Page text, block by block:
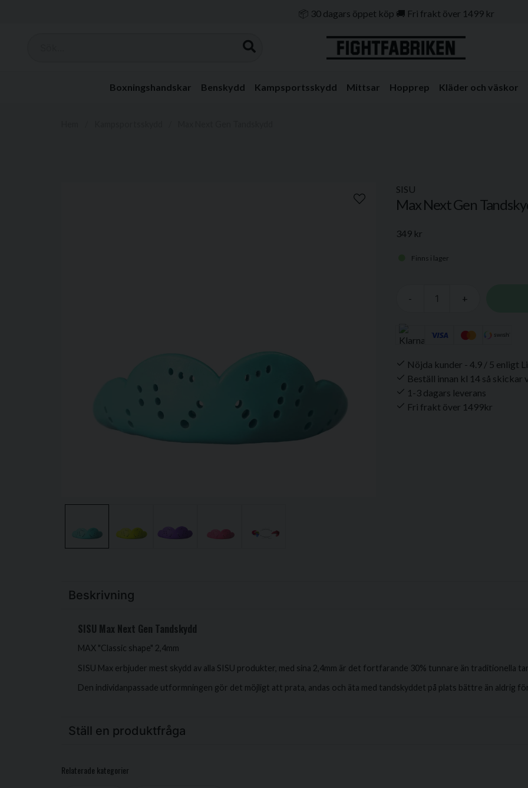
🚀 1–3 dagars leverans 🇸🇪 Svenskt lager
Boxningshandskar Benskydd Kampsportsskydd Mittsar Hopprep Kläder och väskor
SISU
Max Next Gen
349 kr
Finns i lager
- +
Nöjda kunder - 4.9 / 5 enligt
Beställ innan kl 14 så skickar
1-3 dagars leverans
Fri frakt över 1499kr
Beskrivning
SISU Max Next Gen Tandskydd
MAX "Classic shape" 2,4mm
SISU Max erbjuder mest skydd av alla SISU produkter, med sina 2,4mm är det fortfarande 30% tunnare än traditionella
Den individanpassade utformningen gör det möjligt att prata, andas och äta med tandskyddet på plats bättre än aldrig
Ställ en produktfråga
Fråga oss något om denna produkten...
Relaterade kategorier